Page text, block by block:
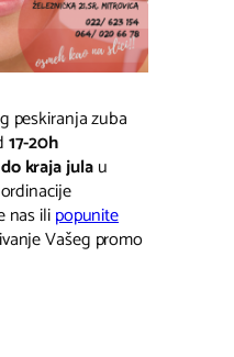
peskiranja zuba
17-20h
kraja julau
nas ilipopunite
Vašeg promo